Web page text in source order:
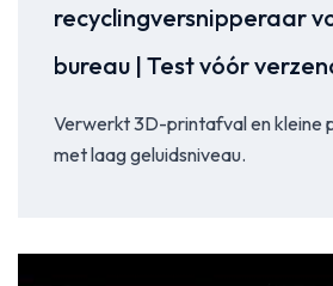
recyclingversnipperaar
bureau | Test vóór
Verwerkt 3D-printafval en kleine
met laag geluidsniveau.